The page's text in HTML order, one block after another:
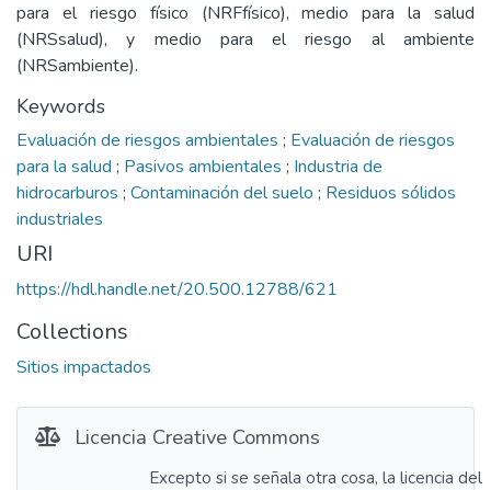
para el riesgo físico (NRFfísico), medio para la salud
(NRSsalud), y medio para el riesgo al ambiente
(NRSambiente).
Keywords
Evaluación de riesgos ambientales ; Evaluación de riesgos
para la salud ; Pasivos ambientales ; Industria de
hidrocarburos ; Contaminación del suelo ; Residuos sólidos
industriales
URI
https://hdl.handle.net/20.500.12788/621
Collections
Sitios impactados
Licencia Creative Commons
Excepto si se señala otra cosa, la licencia del